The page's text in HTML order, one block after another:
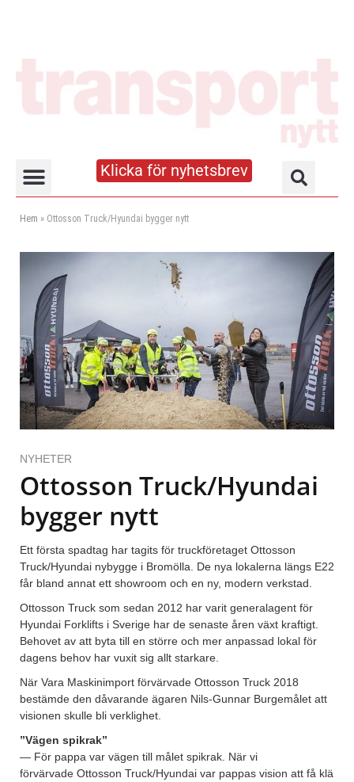
Klicka för nyhetsbrev
Hem » Ottosson Truck/Hyundai bygger nytt
NYHETER
Ottosson Truck/Hyundai
bygger nytt
Ett första spadtag har tagits för truckföretaget Ottosson
Truck/Hyundai nybygge i Bromölla. De nya lokalerna längs E22
får bland annat ett showroom och en ny, modern verkstad.
Ottosson Truck som sedan 2012 har varit generalagent för
Hyundai Forklifts i Sverige har de senaste åren växt kraftigt.
Behovet av att byta till en större och mer anpassad lokal för
dagens behov har vuxit sig allt starkare.
När Vara Maskinimport förvärvade Ottosson Truck 2018
bestämde den dåvarande ägaren Nils-Gunnar Burgemålet att
visionen skulle bli verklighet.
”Vägen spikrak”
— För pappa var vägen till målet spikrak. När vi
förvärvade Ottosson Truck/Hyundai var pappas vision att få klä